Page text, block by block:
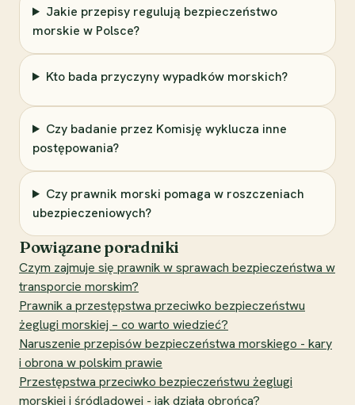
Jakie przepisy regulują bezpieczeństwo
morskie w Polsce?
Kto bada przyczyny wypadków morskich?
Czy badanie przez Komisję wyklucza inne
postępowania?
Czy prawnik morski pomaga w roszczeniach
ubezpieczeniowych?
Powiązane poradniki
Czym zajmuje się prawnik w sprawach bezpieczeństwa w
transporcie morskim?
Prawnik a przestępstwa przeciwko bezpieczeństwu
żeglugi morskiej – co warto wiedzieć?
Naruszenie przepisów bezpieczeństwa morskiego - kary
i obrona w polskim prawie
Przestępstwa przeciwko bezpieczeństwu żeglugi
morskiej i śródlądowej - jak działa obrońca?